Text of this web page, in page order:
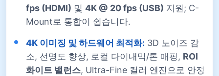
fps (HDMI) 및 4K @ 20 fps (USB) 지원; C-
Mount로 통합이 쉽습니다.
4K 이미징 및 하드웨어 최적화: 3D 노이즈 감
소, 선명도 향상, 로컬 다이내믹/톤 매핑, ROI
화이트 밸런스, Ultra-Fine 컬러 엔진으로 안정